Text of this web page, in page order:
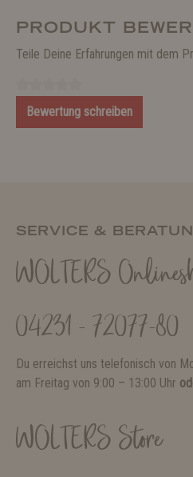
PRODUKT
Teile Deine Erfahrungen mit dem
Bewertung schreiben
SERVICE &
WOLTERS
04231 - 72077-80
Du erreichst uns telefonisch von
am Freitag von 9:00 – 13:00 Uhr
WOLTERS Store